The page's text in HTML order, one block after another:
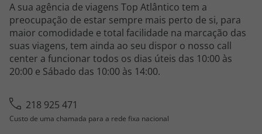
A sua agência de viagens Top Atlântico tem a
preocupação de estar sempre mais perto de si, para
maior comodidade e total facilidade na marcação das
suas viagens, tem ainda ao seu dispor o nosso call
center a funcionar todos os dias úteis das 10:00 às
20:00 e Sábado das 10:00 às 14:00.
218 925 471
Custo de uma chamada para a rede fixa nacional